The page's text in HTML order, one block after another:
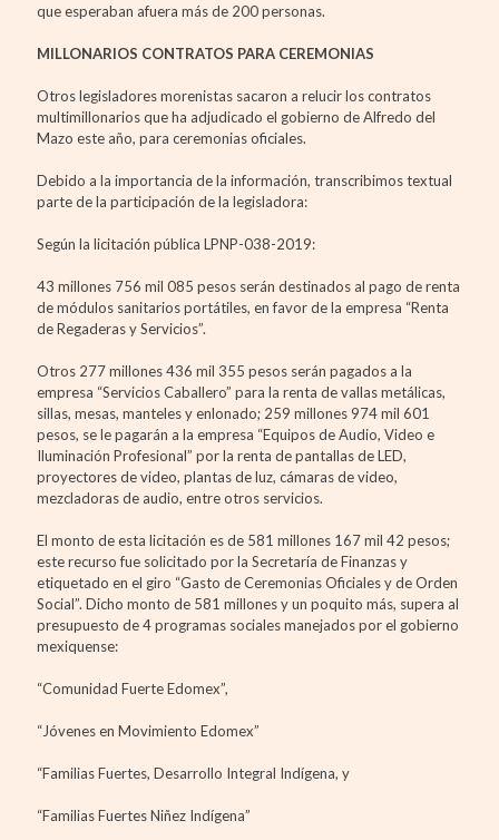
que esperaban afuera más de 200 personas.
MILLONARIOS CONTRATOS PARA CEREMONIAS
Otros legisladores morenistas sacaron a relucir los contratos
multimillonarios que ha adjudicado el gobierno de Alfredo del
Mazo este año, para ceremonias oficiales.
Debido a la importancia de la información, transcribimos textual
parte de la participación de la legisladora:
Según la licitación pública LPNP-038-2019:
43 millones 756 mil 085 pesos serán destinados al pago de renta
de módulos sanitarios portátiles, en favor de la empresa “Renta
de Regaderas y Servicios”.
Otros 277 millones 436 mil 355 pesos serán pagados a la
empresa “Servicios Caballero” para la renta de vallas metálicas,
sillas, mesas, manteles y enlonado; 259 millones 974 mil 601
pesos, se le pagarán a la empresa “Equipos de Audio, Video e
Iluminación Profesional” por la renta de pantallas de LED,
proyectores de video, plantas de luz, cámaras de video,
mezcladoras de audio, entre otros servicios.
El monto de esta licitación es de 581 millones 167 mil 42 pesos;
este recurso fue solicitado por la Secretaría de Finanzas y
etiquetado en el giro “Gasto de Ceremonias Oficiales y de Orden
Social”. Dicho monto de 581 millones y un poquito más, supera al
presupuesto de 4 programas sociales manejados por el gobierno
mexiquense:
“Comunidad Fuerte Edomex”,
“Jóvenes en Movimiento Edomex”
“Familias Fuertes, Desarrollo Integral Indígena, y
“Familias Fuertes Niñez Indígena”